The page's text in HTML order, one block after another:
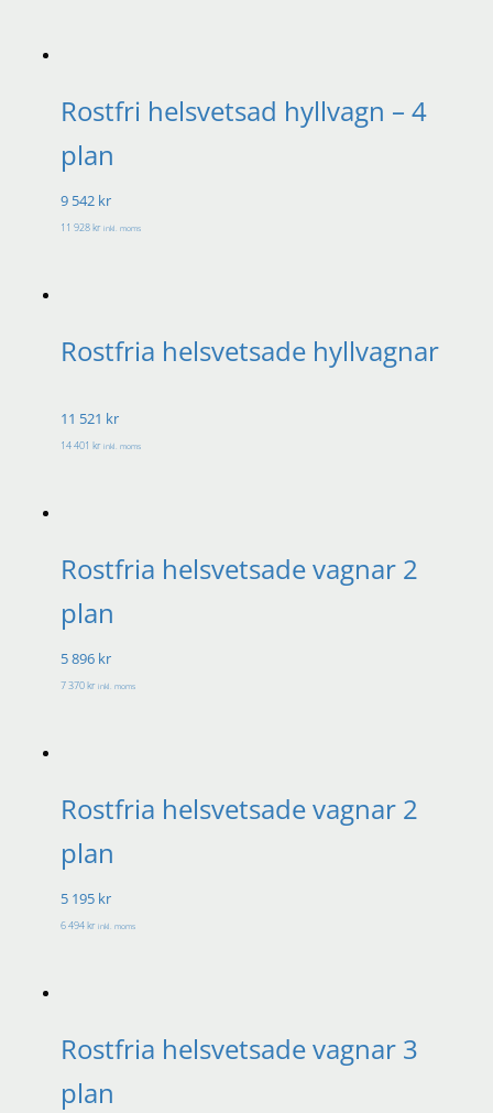
Rostfri helsvetsad hyllvagn – 4
plan
9 542 kr
11 928 kr inkl. moms
Rostfria helsvetsade hyllvagnar
11 521 kr
14 401 kr inkl. moms
Rostfria helsvetsade vagnar 2
plan
5 896 kr
7 370 kr inkl. moms
Rostfria helsvetsade vagnar 2
plan
5 195 kr
6 494 kr inkl. moms
Rostfria helsvetsade vagnar 3
plan